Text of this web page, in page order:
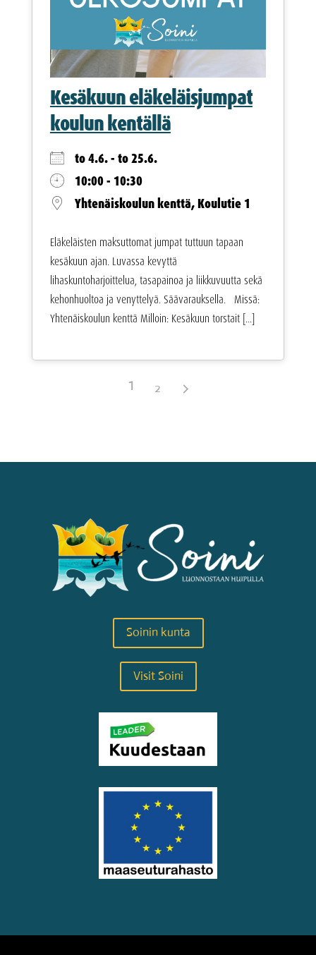
Kesäkuun eläkeläisjumpat
koulun kentällä
to 4.6. - to 25.6.
10:00 - 10:30
Yhtenäiskoulun kenttä, Koulutie 1
Eläkeläisten maksuttomat jumpat tuttuun tapaan
kesäkuun ajan. Luvassa kevyttä
lihaskuntoharjoittelua, tasapainoa ja liikkuvuutta sekä
kehonhuoltoa ja venyttelyä. Säävarauksella. Missä:
Yhtenäiskoulun kenttä Milloin: Kesäkuun torstait [...]
1 2
Soinin kunta
Visit Soini